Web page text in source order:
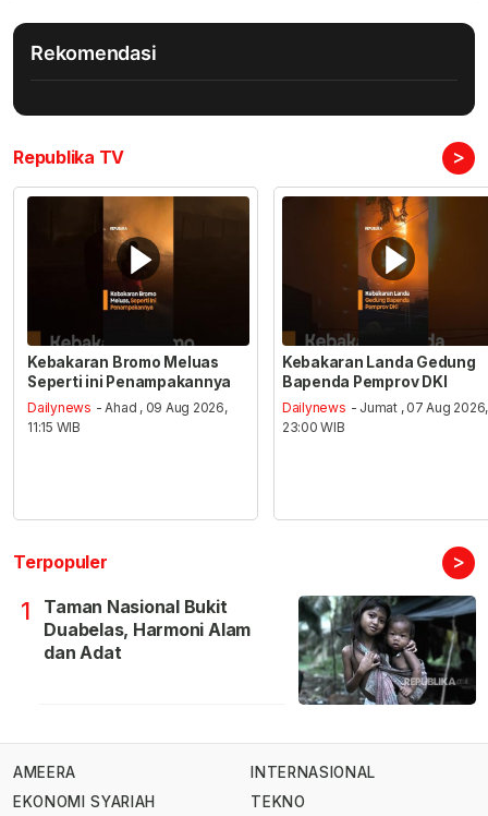
Rekomendasi
Republika TV >
Kebakaran Bromo Meluas
Seperti ini Penampakannya
Dailynews - Ahad , 09 Aug 2026,
11:15 WIB
Kebakaran Landa Gedung
Bapenda Pemprov DKI
Dailynews - Jumat , 07 Aug 2026,
23:00 WIB
Terpopuler >
1
Taman Nasional Bukit
Duabelas, Harmoni Alam
dan Adat
AMEERA
EKONOMI SYARIAH
INTERNASIONAL
TEKNO